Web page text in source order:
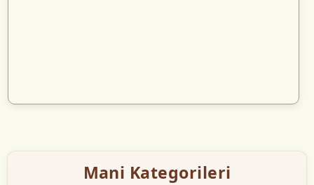
Mani Kategorileri